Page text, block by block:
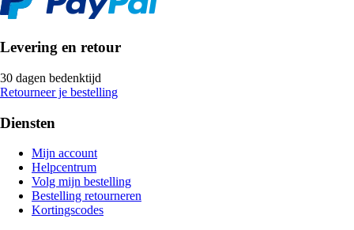
Levering en retour
30 dagen bedenktijd
Retourneer je bestelling
Diensten
Mijn account
Helpcentrum
Volg mijn bestelling
Bestelling retourneren
Kortingscodes